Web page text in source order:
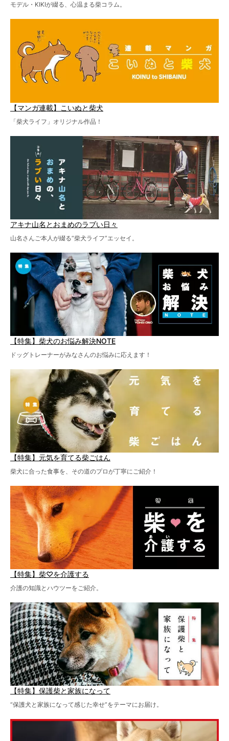
モデル・KIKIが綴る、心温まる柴コラム。
【マンガ連載】こいぬと柴犬
「柴犬ライフ」オリジナル作品！
アキナ山名とおまめのラブい日々
山名さんご本人が綴る“柴犬ライフ”エッセイ。
【特集】柴犬のお悩み解決NOTE
ドッグトレーナーがみなさんのお悩みに応えます！
【特集】元気を育てる柴ごはん
柴犬に合った食事を、その道のプロが丁寧にご紹介！
【特集】柴♡を介護する
介護の知識とハウツーをご紹介。
【特集】保護柴と家族になって
“保護犬と家族になって感じた幸せ”をテーマにお届け。